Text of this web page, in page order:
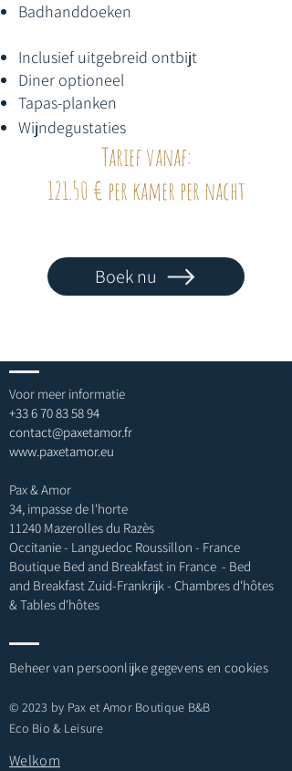
Badhanddoeken
Inclusief uitgebreid ontbijt
Diner optioneel
Tapas-planken
Wijndegustaties
Tarief vanaf:
121.50 € per kamer per nacht
Boek nu
Voor meer informatie
+33 6 70 83 58 94
contact@paxetamor.fr
www.paxetamor.eu
Pax & Amor
34, impasse de l'horte
11240 Mazerolles du Razès
Occitanie - Languedoc Roussillon - France
Boutique Bed and Breakfast in France - Bed
and Breakfast Zuid-Frankrijk - Chambres d'hôtes
& Tables d'hôtes
Beheer van persoonlijke gegevens en cookies
© 2023 by Pax et Amor Boutique B&B
Eco Bio & Leisure
Welkom